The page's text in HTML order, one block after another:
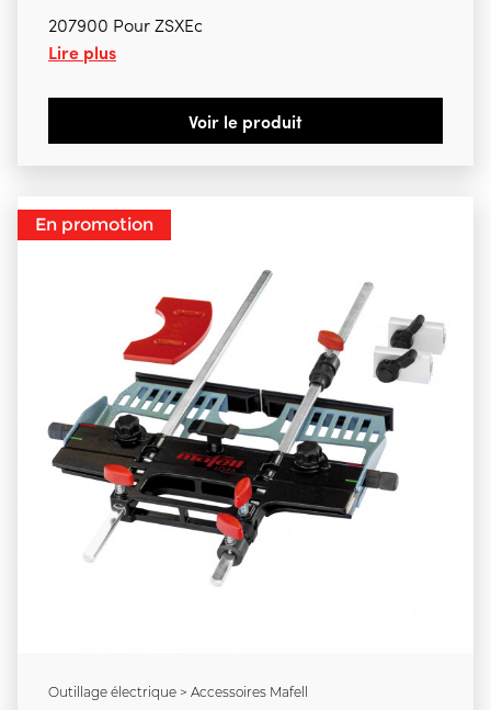
207900 Pour ZSXEc
Lire plus
Voir le produit
En promotion
Outillage électrique > Accessoires Mafell